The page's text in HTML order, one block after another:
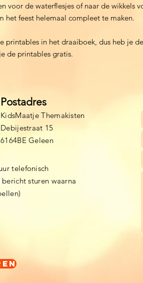
voor de waterflesjes of naar de wikkels
het feest helemaal compleet te maken.
printables in het draaiboek, dus heb je
de printables gratis.
telefonisch
sturen waarna
Postadres
KidsMaatje Themakisten
Debijestraat 15
6164BE Geleen